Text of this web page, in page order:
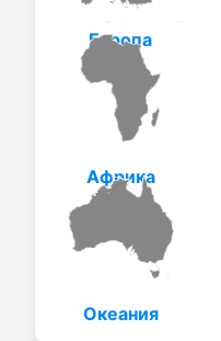
Европа
Африка
Океания